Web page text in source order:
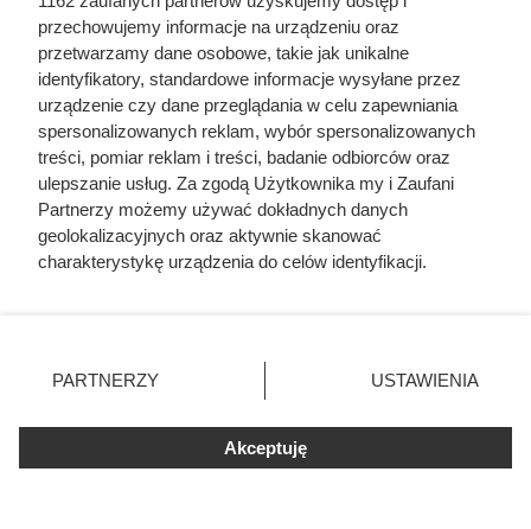
Żona Sienkiewicza uciekła
Powód do dziś szokuje
przechowujemy informacje na urządzeniu oraz
przetwarzamy dane osobowe, takie jak unikalne
identyfikatory, standardowe informacje wysyłane przez
urządzenie czy dane przeglądania w celu zapewniania
spersonalizowanych reklam, wybór spersonalizowanych
treści, pomiar reklam i treści, badanie odbiorców oraz
ulepszanie usług. Za zgodą Użytkownika my i Zaufani
Partnerzy możemy używać dokładnych danych
geolokalizacyjnych oraz aktywnie skanować
charakterystykę urządzenia do celów identyfikacji.
zmienić/wycofać klikając przycisk ustawień prywatności
znajdujący się w lewym dolnym rogu strony
rodzaje przetwarzania danych nie wymagają zgody
użytkownika, ale masz prawo sprzeciwić się takiemu
przetwarzaniu. Preferencje będą miały zastosowania tylko
PARTNERZY USTAWIENIA
Akceptuję